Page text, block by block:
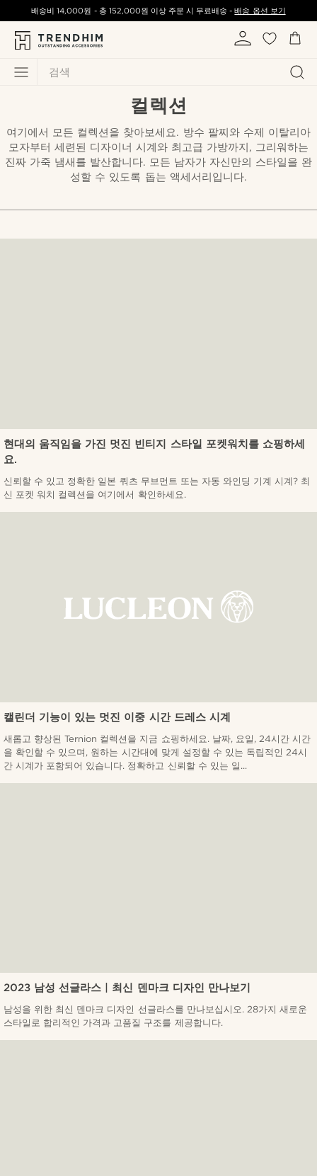
검색
배송비14,000원 - 총 152,000원 이상 주문 시 무료배송 -배송 옵션 보기
컬렉션
여기에서 모든 컬렉션을 찾아보세요. 방수 팔찌와 수제 이탈리아
모자부터 세련된 디자이너 시계와 최고급 가방까지, 그리워하는
진짜 가죽 냄새를 발산합니다. 모든 남자가 자신만의 스타일을 완
성할 수 있도록 돕는 액세서리입니다.
현대의 움직임을 가진 멋진 빈티지 스타일 포켓워치를 쇼핑하세
요.
신뢰할 수 있고 정확한 일본 쿼츠 무브먼트 또는 자동 와인딩 기계 시계? 최
신 포켓 워치 컬렉션을 여기에서 확인하세요.
캘린더 기능이 있는 멋진 이중 시간 드레스 시계
새롭고 향상된 Ternion 컬렉션을 지금 쇼핑하세요. 날짜, 요일, 24시간 시간
을 확인할 수 있으며, 원하는 시간대에 맞게 설정할 수 있는 독립적인 24시
간 시계가 포함되어 있습니다. 정확하고 신뢰할 수 있는 일...
2023 남성 선글라스 | 최신 덴마크 디자인 만나보기
남성을 위한 최신 덴마크 디자인 선글라스를 만나보십시오. 28가지 새로운
스타일로 합리적인 가격과 고품질 구조를 제공합니다.